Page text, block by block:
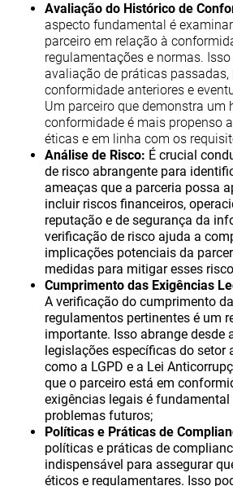
Avaliação do Histórico de
aspecto fundamental é
parceiro em relação à
regulamentações e normas.
avaliação de práticas passadas,
conformidade anteriores e
Um parceiro que demonstra um
conformidade é mais propenso
éticas e em linha com os
Análise de Risco: É crucial
de risco abrangente para
ameaças que a parceria possa
incluir riscos financeiros,
reputação e de segurança da
verificação de risco ajuda a
implicações potenciais da
medidas para mitigar esses
Cumprimento das Exigências
A verificação do cumprimento
regulamentos pertinentes é um
importante. Isso abrange desde
legislações específicas do setor
como a LGPD e a Lei
que o parceiro está em
exigências legais é fundamental
problemas futuros;
Políticas e Práticas de
políticas e práticas de
indispensável para assegurar
éticos e regulamentares. Isso